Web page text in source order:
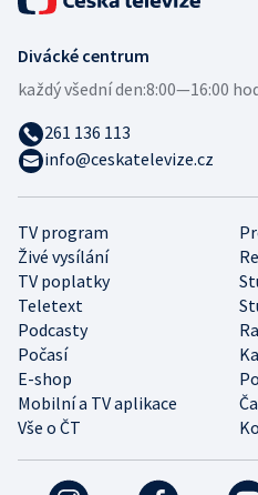
TV program
Živé vysílání
TV poplatky
Teletext
Podcasty
Počasí
E-shop
Mobilní a TV aplikace
Vše o ČT
Divácké centrum
každý všední den:8:00—16:00
261 136 113
info@ceskatelevize.cz